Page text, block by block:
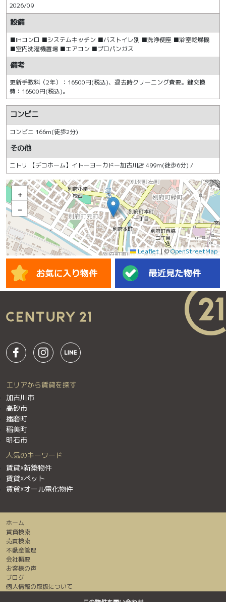
2026/09
設備
■IHコンロ ■システムキッチン ■バストイレ別 ■洗浄便座 ■浴室乾燥機
■室内洗濯機置場 ■エアコン ■プロパンガス
備考
更新手数料（2年）：16500円(税込)、退去時クリーニング費要。鍵交換
費：16500円(税込)。
コンビニ
コンビニ 166m(徒歩2分)
その他
ニトリ 【デコホーム】イトーヨーカドー加古川店 499m(徒歩6分) /
+
−
Leaflet | ©OpenStreetMap
エリアから賃貸を探す
加古川市
高砂市
播磨町
稲美町
明石市
人気のキーワード
賃貸☓新築物件
賃貸☓ペット
賃貸☓オール電化物件
ホーム
賃貸検索
売買検索
不動産管理
会社概要
お客様の声
ブログ
個人情報の取扱について